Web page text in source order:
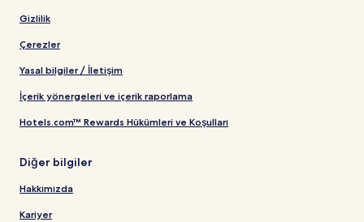
Gizlilik
Çerezler
Yasal bilgiler / İletişim
İçerik yönergeleri ve içerik raporlama
Hotels.com™ Rewards Hükümleri ve Koşulları
Diğer bilgiler
Hakkımızda
Kariyer